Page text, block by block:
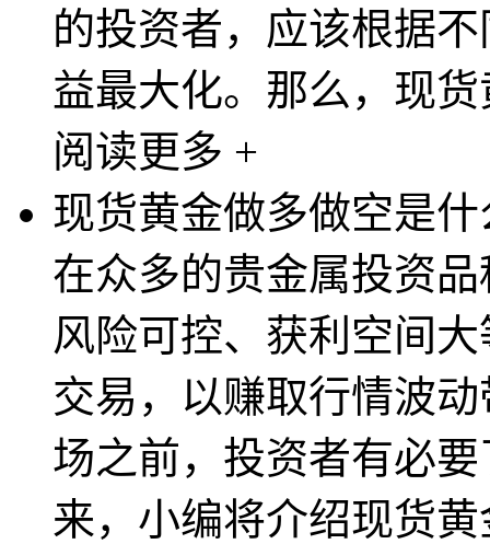
的投资者，应该根据
益最大化。那么，现
阅读更多 +
现货黄金做多做空是
在众多的贵金属投资
风险可控、获利空间
交易，以赚取行情波
场之前，投资者有必
来，小编将介绍现货